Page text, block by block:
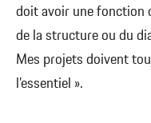
doit avoir une fonction
de la structure ou du
Mes projets doivent
l’essentiel ».